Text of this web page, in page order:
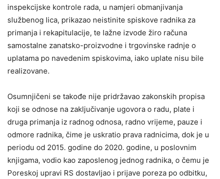
inspekcijske kontrole rada, u namjeri obmanjivanja
službenog lica, prikazao neistinite spiskove radnika za
primanja i rekapitulacije, te lažne izvode žiro računa
samostalne zanatsko-proizvodne i trgovinske radnje o
uplatama po navedenim spiskovima, iako uplate nisu bile
realizovane.
Osumnjičeni se takođe nije pridržavao zakonskih propisa
koji se odnose na zaključivanje ugovora o radu, plate i
druga primanja iz radnog odnosa, radno vrijeme, pauze i
odmore radnika, čime je uskratio prava radnicima, dok je u
periodu od 2015. godine do 2020. godine, u poslovnim
knjigama, vodio kao zaposlenog jednog radnika, o čemu je
Poreskoj upravi RS dostavljao i prijave poreza po odbitku,